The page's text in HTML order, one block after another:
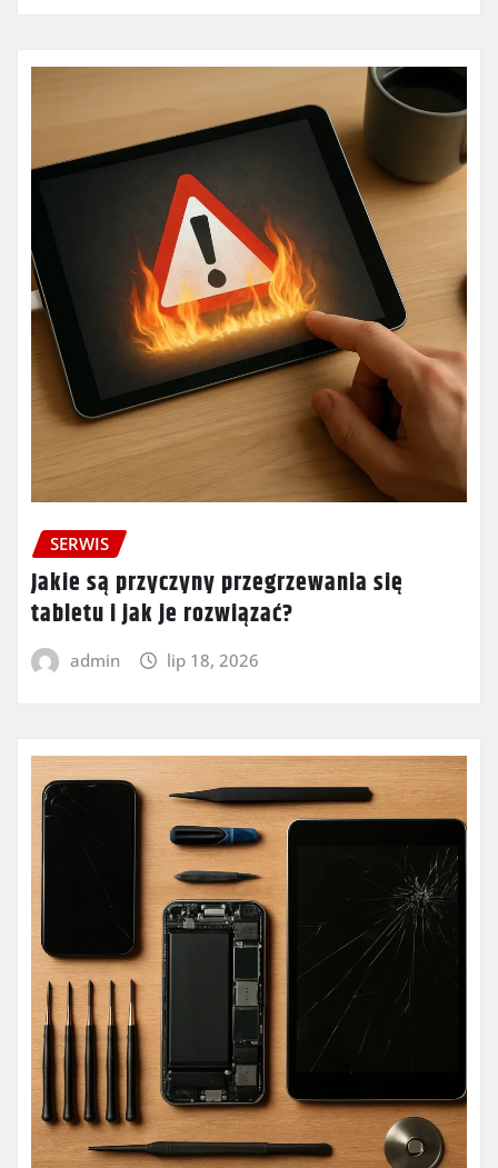
SERWIS
Jakie są przyczyny przegrzewania się
tabletu i jak je rozwiązać?
admin lip 18, 2026